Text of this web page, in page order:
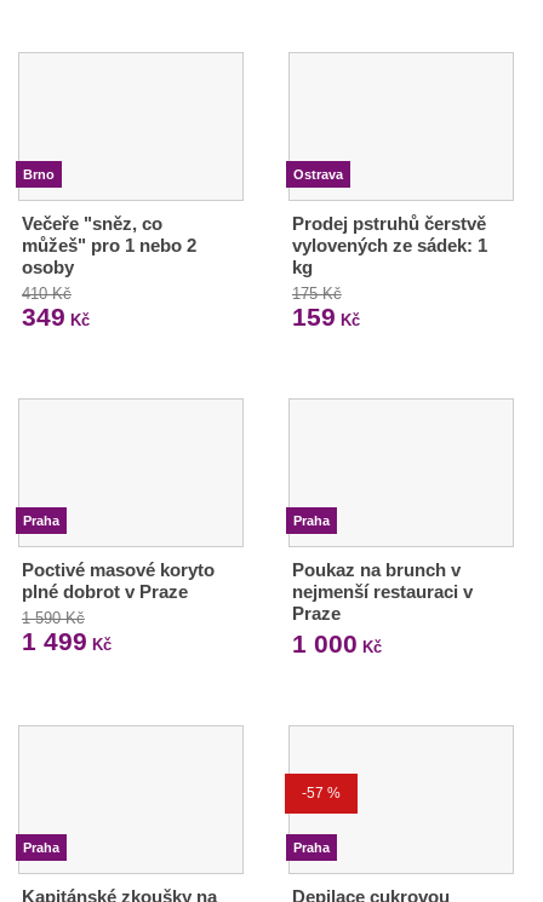
Brno
Večeře "sněz, co
můžeš" pro 1 nebo 2
osoby
410 Kč
349 Kč
Ostrava
Prodej pstruhů čerstvě
vylovených ze sádek: 1
kg
175 Kč
159 Kč
Praha
Poctivé masové koryto
plné dobrot v Praze
1 590 Kč
1 499 Kč
Praha
Poukaz na brunch v
nejmenší restauraci v
Praze
1 000 Kč
Praha
Kapitánské zkoušky na
-57 %
Praha
Depilace cukrovou